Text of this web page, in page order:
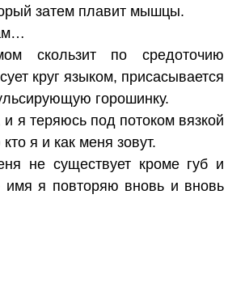
затем плавит мышцы.
скользит по средоточию
круг языком, присасывается
горошинку.
и я теряюсь под потоком вязкой
я и как меня зовут.
не существует кроме губ и
имя я повторяю вновь и вновь